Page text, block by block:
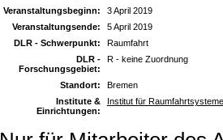
Veranstaltungsbeginn:
3 April 2019
Veranstaltungsende:
5 April 2019
DLR - Schwerpunkt:
Raumfahrt
DLR -
Forschungsgebiet:
R - keine Zuordnung
Standort:
Bremen
Institute &
Einrichtungen:
Institut für